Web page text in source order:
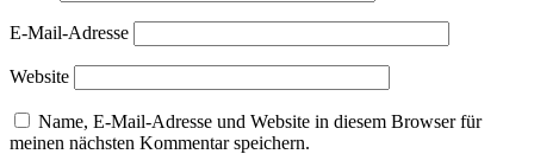
E-Mail-Adresse
Website
Name, E-Mail-Adresse und Website in diesem Browser für
meinen nächsten Kommentar speichern.